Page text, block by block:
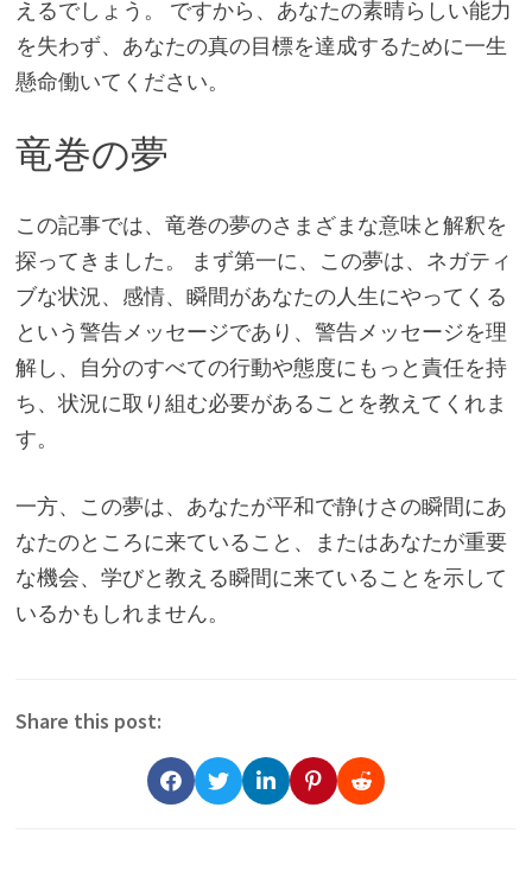
えるでしょう。 ですから、あなたの素晴らしい能力
を失わず、あなたの真の目標を達成するために一生
懸命働いてください。
竜巻の夢
この記事では、竜巻の夢のさまざまな意味と解釈を
探ってきました。 まず第一に、この夢は、ネガティ
ブな状況、感情、瞬間があなたの人生にやってくる
という警告メッセージであり、警告メッセージを理
解し、自分のすべての行動や態度にもっと責任を持
ち、状況に取り組む必要があることを教えてくれま
す。
一方、この夢は、あなたが平和で静けさの瞬間にあ
なたのところに来ていること、またはあなたが重要
な機会、学びと教える瞬間に来ていることを示して
いるかもしれません。
Share this post: